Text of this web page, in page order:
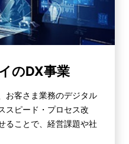
のDX事業
お客さま業務のデジタル
スピード・プロセス改
ることで、経営課題や社